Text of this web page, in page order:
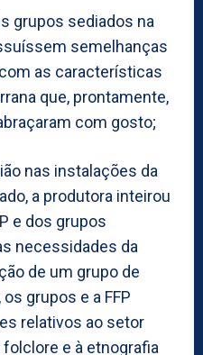
grupos sediados na
semelhanças
as características
que, prontamente,
com gosto;
nas instalações da
a produtora inteirou
e dos grupos
necessidades da
de um grupo de
grupos e a FFP
relativos ao setor
e à etnografia